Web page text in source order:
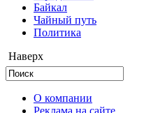
Байкал
Чайный путь
Политика
Наверх
О компании
Реклама на сайте